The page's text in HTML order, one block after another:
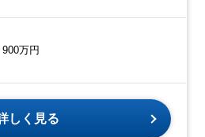
万円
しく見る